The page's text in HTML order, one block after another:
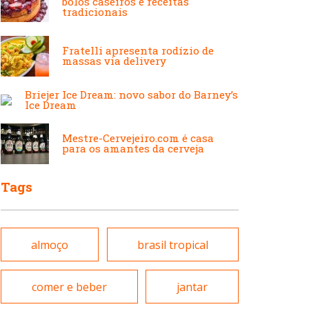
Francesa
Hamburguerias e
Sanduicherias
Internacional
Japonesa e Oriental
Lanchonetes
Japonesa e Oriental
Lanchonetes
Peixes e Frutos do Mar
tradicionais
Fratelli apresenta rodízio de
massas via delivery
Briejer Ice Dream: novo sabor do Barney’s
Ice Dream
Mestre-Cervejeiro.com é casa
para os amantes da cerveja
Tags
almoço brasil tropical
comer e beber jantar